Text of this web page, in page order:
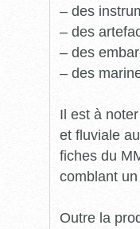
– des
– des
– des
– des
Il est à
et fluviale
fiches du
comblant
Outre la